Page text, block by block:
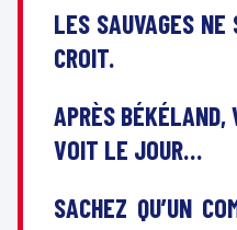
LES SAUVAGES NE
CROIT.
APRÈS BÉKÉLAND,
VOIT LE JOUR…
SACHEZ QU’UN